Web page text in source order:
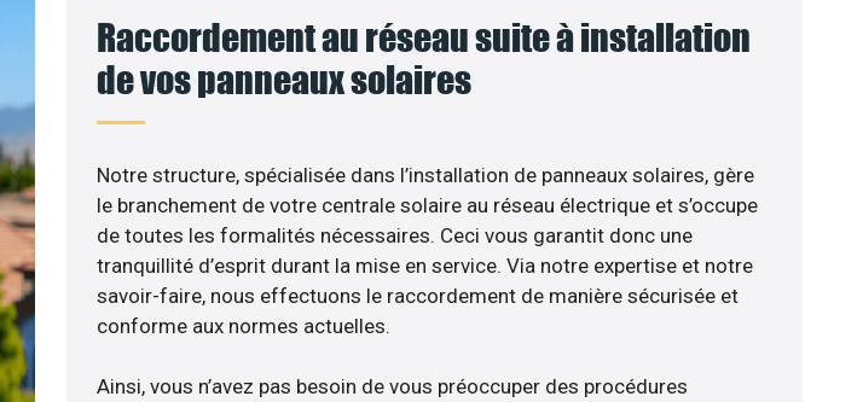
Raccordement au réseau suite à installation
de vos panneaux solaires
Notre structure, spécialisée dans l’installation de panneaux solaires, gère
le branchement de votre centrale solaire au réseau électrique et s’occupe
de toutes les formalités nécessaires. Ceci vous garantit donc une
tranquillité d’esprit durant la mise en service. Via notre expertise et notre
savoir-faire, nous effectuons le raccordement de manière sécurisée et
conforme aux normes actuelles.
Ainsi, vous n’avez pas besoin de vous préoccuper des procédures